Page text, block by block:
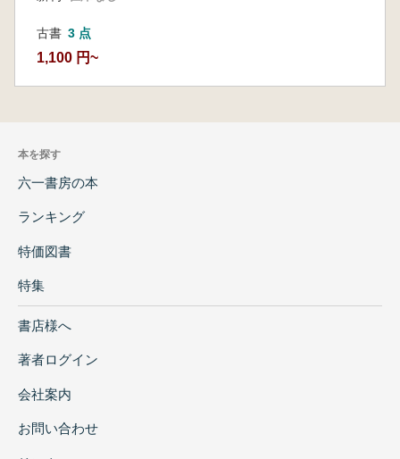
古書 3 点
1,100 円~
本を探す
六一書房の本
ランキング
特価図書
特集
書店様へ
著者ログイン
会社案内
お問い合わせ